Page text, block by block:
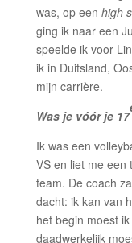
was, op een high
ging ik naar een
speelde ik voor
ik in Duitsland,
mijn carrière.
Was je vóór je 17
Ik was een
VS en liet me een
team. De coach
dacht: ik kan van
het begin moest
daadwerkelijk